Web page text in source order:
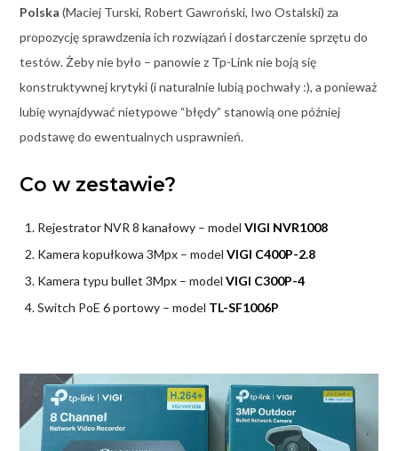
Polska (Maciej Turski, Robert Gawroński, Iwo Ostalski) za
propozycję sprawdzenia ich rozwiązań i dostarczenie sprzętu do
testów. Żeby nie było – panowie z Tp-Link nie boją się
konstruktywnej krytyki (i naturalnie lubią pochwały :), a ponieważ
lubię wynajdywać nietypowe “błędy” stanowią one później
podstawę do ewentualnych usprawnień.
Co w zestawie?
Rejestrator NVR 8 kanałowy – model VIGI NVR1008
Kamera kopułkowa 3Mpx – model VIGI C400P-2.8
Kamera typu bullet 3Mpx – model VIGI C300P-4
Switch PoE 6 portowy – model TL-SF1006P